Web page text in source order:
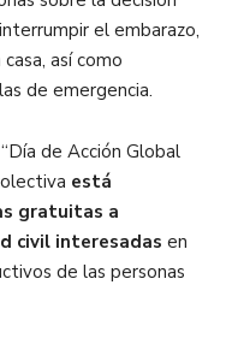
el embarazo,
así como
de emergencia.
de Acción Global
está
gratuitas a
civil interesadas en
de las personas